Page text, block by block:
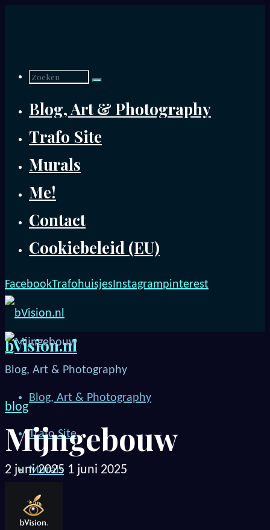
inhoudZoek
naar:
Blog, Art & Photography
Trafo Site
Murals
Me!
Contact
Cookiebeleid (EU)
FacebookTrafohuisjesInstagrampinterest
bVision.nl
Blog, Art & Photography
Blog, Art & Photography
Trafo Site
Murals
Me!
blog
Mijngebouw
2 juni 2025 1 juni 2025